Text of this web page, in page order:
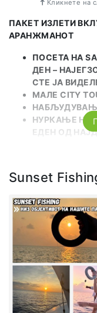
Кликнете на
ПАКЕТ ИЗЛЕТИ
АРАНЖМАНОТ
ПОСЕТА НА
ДЕН –
СТЕ ЈА
МАЛЕ CITY
НУРКАЊЕ НА
ЕДЕН ОД
(МАФУШИ)
СО ПОЈАДОК
ВЕЧЕРАТА)
Sunset